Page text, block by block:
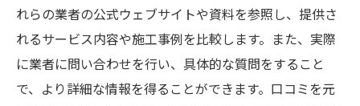
れらの業者の公式ウェブサイトや資料を参照し、提供さ
れるサービス内容や施工事例を比較します。また、実際
に業者に問い合わせを行い、具体的な質問をすること
で、より詳細な情報を得ることができます。口コミを元